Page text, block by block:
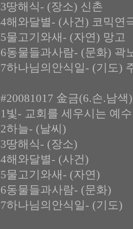
3땅해식- (장소) 신촌
4해와달별- (사건) 코믹연
5물고기와새- (자연) 망고
6동물들과사람- (문화) 곽
7하나님의안식일- (기도)
#20081017 金금(6.손.남색
1빛- 교회를 세우시는 예
2하늘- (날씨)
3땅해식- (장소)
4해와달별- (사건)
5물고기와새- (자연)
6동물들과사람- (문화)
7하나님의안식일- (기도)